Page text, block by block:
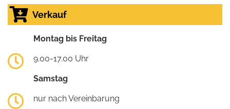
Verkauf
Montag bis Freitag
9.00-17.00 Uhr
Samstag
nur nach Vereinbarung